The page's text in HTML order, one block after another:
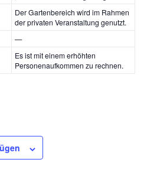
Der Gartenbereich wird im Rahmen
der privaten Veranstaltung genutzt.
—
Es ist mit einem erhöhten
Personenaufkommen zu rechnen.